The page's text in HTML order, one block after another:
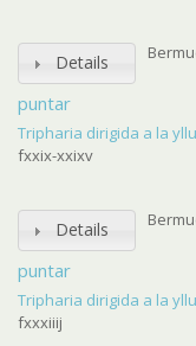
Details
puntar
Tripharia dirigida a la
fxxix-xxixv
Details
puntar
Tripharia dirigida a la
fxxxiiij